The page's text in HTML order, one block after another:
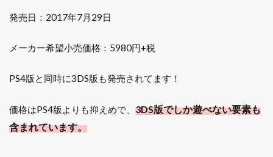
発売日：2017年7月29日
メーカー希望小売価格：5980円+税
PS4版と同時に3DS版も発売されてます！
価格はPS4版よりも抑えめで、 3DS版でしか遊べない要素も
含まれています。